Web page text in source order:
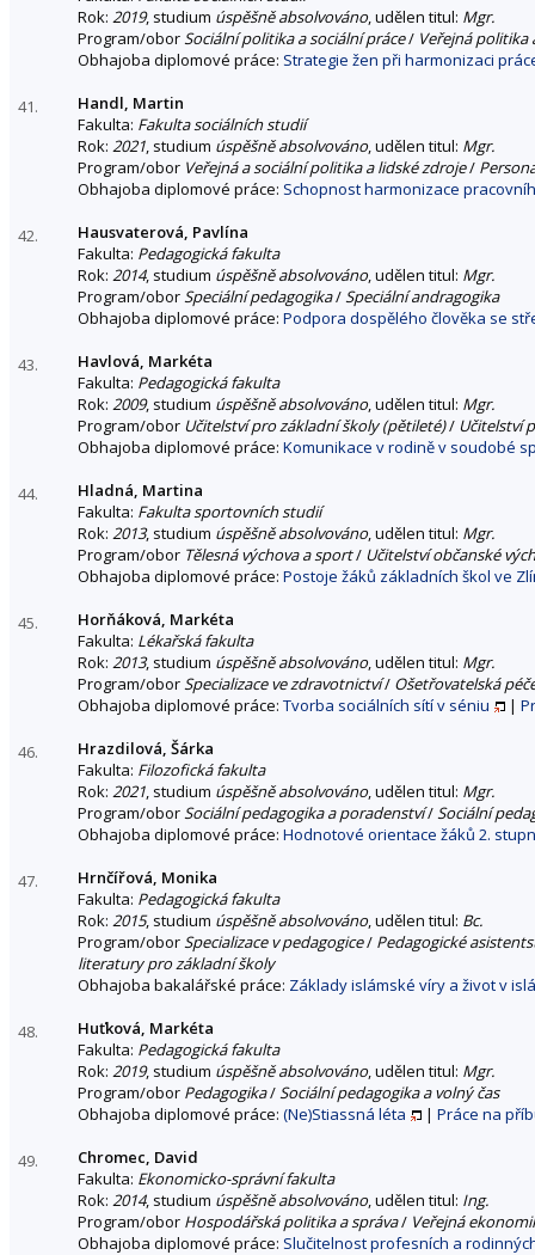
Rok: 2019, studium úspěšně absolvováno, udělen titul: Mgr.
Program/oborSociální politika a sociální práce/ Veřejná politika
Obhajoba diplomové práce: Strategie žen při harmonizaci
41.
Handl, Martin
Fakulta: Fakulta sociálních studií
Rok: 2021, studium úspěšně absolvováno, udělen titul: Mgr.
Program/obor Veřejná a sociální politika a lidské zdroje/
Obhajoba diplomové práce: Schopnost harmonizace
42.
Hausvaterová, Pavlína
Fakulta: Pedagogická fakulta
Rok: 2014, studium úspěšně absolvováno, udělen titul: Mgr.
Program/oborSpeciální pedagogika/Speciální andragogika
Obhajoba diplomové práce: Podpora dospělého člověka se
43.
Havlová, Markéta
Fakulta: Pedagogická fakulta
Rok: 2009, studium úspěšně absolvováno, udělen titul: Mgr.
Program/obor Učitelství pro základní školy (pětileté)/ Učitelství
Obhajoba diplomové práce: Komunikace v rodině v soudobé
44.
Hladná, Martina
Fakulta: Fakulta sportovních studií
Rok: 2013, studium úspěšně absolvováno, udělen titul: Mgr.
Program/obor Tělesná výchova a sport/ Učitelství občanské
Obhajoba diplomové práce: Postoje žáků základních škol ve
45.
Horňáková, Markéta
Fakulta: Lékařská fakulta
Rok: 2013, studium úspěšně absolvováno, udělen titul: Mgr.
Program/oborSpecializace ve zdravotnictví/ Ošetřovatelská
Obhajoba diplomové práce: Tvorba sociálních sítí v séniu |
46.
Hrazdilová, Šárka
Fakulta: Filozofická fakulta
Rok: 2021, studium úspěšně absolvováno, udělen titul: Mgr.
Program/oborSociální pedagogika a poradenství/Sociální
Obhajoba diplomové práce: Hodnotové orientace žáků 2.
47.
Hrnčířová, Monika
Fakulta: Pedagogická fakulta
Rok: 2015, studium úspěšně absolvováno, udělen titul: Bc.
Program/oborSpecializace v pedagogice/ Pedagogické
literatury pro základní školy
Obhajoba bakalářské práce: Základy islámské víry a život v
48.
Huťková, Markéta
Fakulta: Pedagogická fakulta
Rok: 2019, studium úspěšně absolvováno, udělen titul: Mgr.
Program/obor Pedagogika/Sociální pedagogika a volný čas
Obhajoba diplomové práce: (Ne)Stiassná léta | Práce na
49.
Chromec, David
Fakulta: Ekonomicko-správní fakulta
Rok: 2014, studium úspěšně absolvováno, udělen titul: Ing.
Program/obor Hospodářská politika a správa/ Veřejná
Obhajoba diplomové práce: Slučitelnost profesních a